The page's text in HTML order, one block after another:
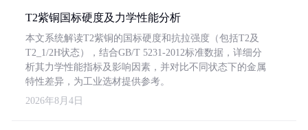
T2紫铜国标硬度及力学性能分析
本文系统解读T2紫铜的国标硬度和抗拉强度（包括T2及
T2_1/2H状态），结合GB/T 5231-2012标准数据，详细分
析其力学性能指标及影响因素，并对比不同状态下的金属
特性差异，为工业选材提供参考。
2026年8月4日